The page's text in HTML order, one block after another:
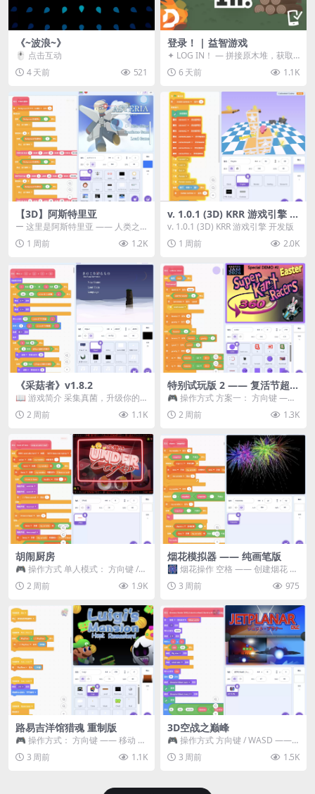
《~波浪~》
🖱️ 点击互动
4 天前
521
登录！ | 益智游戏
✦ LOG IN！ — 拼接原木堆，获取
分数！ ᑕ☲◎ ᑕ☲◎ ᑕ☲◎ ᑕ☲◎ ...
6 天前 1.1K
【3D】阿斯特里亚
ー 这里是阿斯特里亚 —— 人类之
罪与未来希望交汇之地 📖 游戏简
介 《阿斯特里...
1 周前 1.2K
v. 1.0.1 (3D) KRR 游戏引擎 开
发版
v. 1.0.1 (3D) KRR 游戏引擎 开发版
1 周前
2.0K
《采菇者》v1.8.2
📖 游戏简介 采集真菌，升级你的
机体，并前往未知领域探索。 这是
一款静谧的探索冒...
2 周前 1.1K
特别试玩版 2 —— 复活节超级
卡丁车赛
🎮 操作方式 方案一： 方向键 ——
移动 Z —— 跳跃 / 漂移 方案二： ...
2 周前 1.3K
胡闹厨房
🎮 操作方式 单人模式： 方向键 /
WASD —— 移动 Z / K —— 抓...
2 周前 1.9K
烟花模拟器 —— 纯画笔版
🎆 烟花操作 空格 —— 创建烟花 1
~ 3 —— 切换烟花类型 普通烟花
嘶...3 周前 975
路易吉洋馆猎魂 重制版
🎮 操作方式： 方向键 —— 移动 &
跳跃 空格 —— 打开宝箱 将你...
3 周前 1.1K
3D空战之巅峰
🎮 操作方式 方向键 / WASD ——
移动 Z / K —— 射击 / 攻击...
3 周前 1.5K